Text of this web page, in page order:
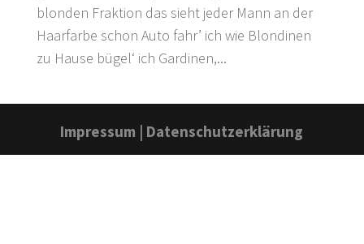
blonden Fraktion das sieht jeder Mann an der
Haarfarbe schon Auto fahr’ ich wie Blondinen
zu Hause bügel‘ ich Gardinen,...
Impressum | Datenschutzerklärung